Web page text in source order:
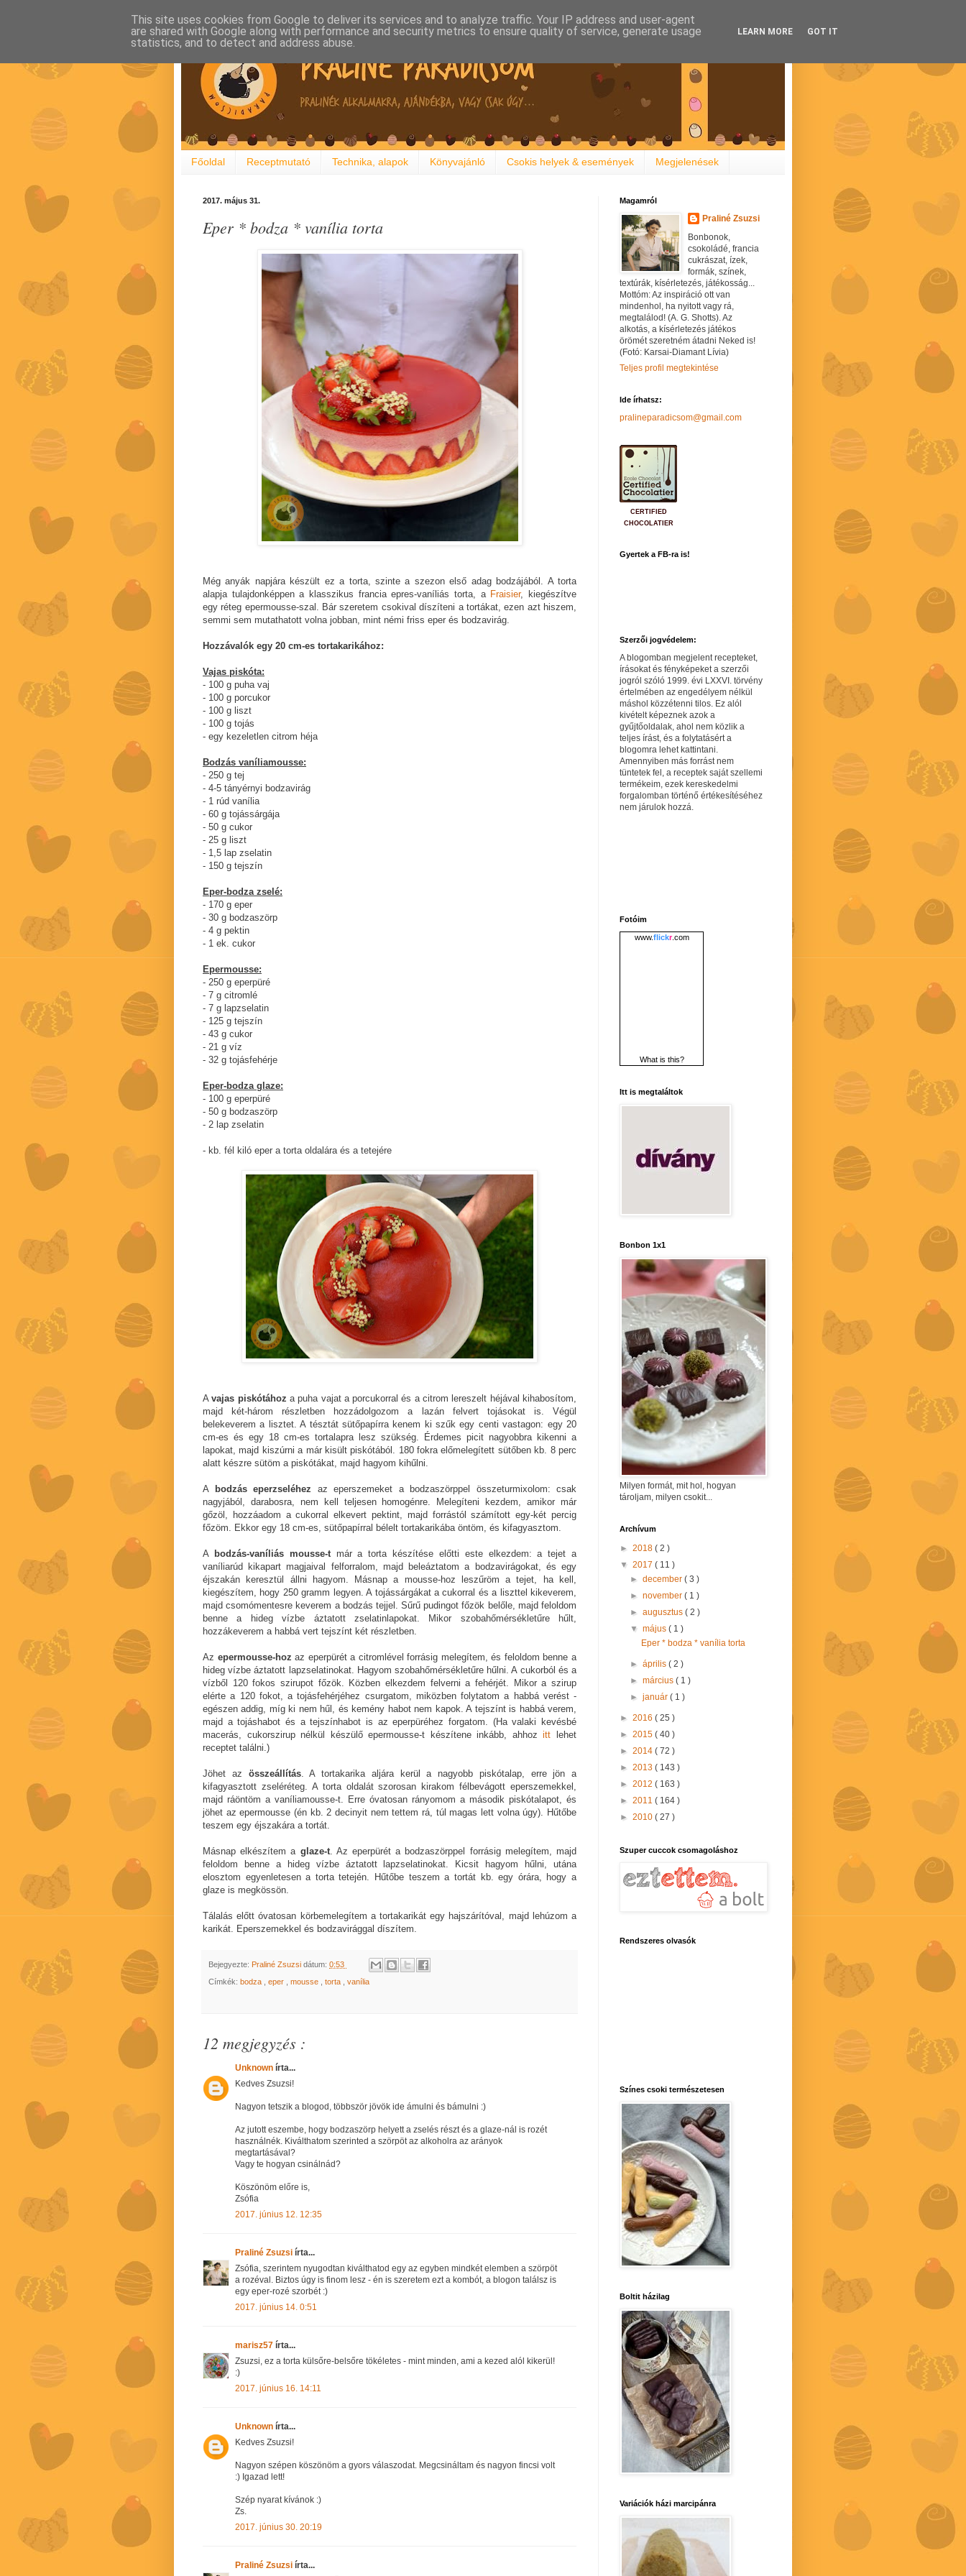
Főoldal Receptmutató Technika, alapok Könyvajánló Csokis helyek & események Megjelenések
2017. május 31.
Eper * bodza * vanília torta
Még anyák napjára készült ez a torta, szinte a szezon első adag bodzájából. A torta
alapja tulajdonképpen a klasszikus francia epres-vaníliás torta, a Fraisier, kiegészítve
egy réteg epermousse-szal. Bár szeretem csokival díszíteni a tortákat, ezen azt hiszem,
semmi sem mutathatott volna jobban, mint némi friss eper és bodzavirág.
Hozzávalók egy 20 cm-es tortakarikához:
Vajas piskóta:
- 100 g puha vaj
- 100 g porcukor
- 100 g liszt
- 100 g tojás
- egy kezeletlen citrom héja
Bodzás vaníliamousse:
- 250 g tej
- 4-5 tányérnyi bodzavirág
- 1 rúd vanília
- 60 g tojássárgája
- 50 g cukor
- 25 g liszt
- 1,5 lap zselatin
- 150 g tejszín
Eper-bodza zselé:
- 170 g eper
- 30 g bodzaszörp
- 4 g pektin
- 1 ek. cukor
Epermousse:
- 250 g eperpüré
- 7 g citromlé
- 7 g lapzselatin
- 125 g tejszín
- 43 g cukor
- 21 g víz
- 32 g tojásfehérje
Eper-bodza glaze:
- 100 g eperpüré
- 50 g bodzaszörp
- 2 lap zselatin
- kb. fél kiló eper a torta oldalára és a tetejére
Avajas piskótához a puha vajat a porcukorral és a citrom lereszelt héjával kihabosítom,
majd két-három részletben hozzádolgozom a lazán felvert tojásokat is. Végül
belekeverem a lisztet. A tésztát sütőpapírra kenem ki szűk egy centi vastagon: egy 20
cm-es és egy 18 cm-es tortalapra lesz szükség. Érdemes picit nagyobbra kikenni a
lapokat, majd kiszúrni a már kisült piskótából. 180 fokra előmelegített sütőben kb. 8 perc
alatt készre sütöm a piskótákat, majd hagyom kihűlni.
A bodzás eperzseléhez az eperszemeket a bodzaszörppel összeturmixolom: csak
nagyjából, darabosra, nem kell teljesen homogénre. Melegíteni kezdem, amikor már
gőzöl, hozzáadom a cukorral elkevert pektint, majd forrástól számított egy-két percig
főzöm. Ekkor egy 18 cm-es, sütőpapírral bélelt tortakarikába öntöm, és kifagyasztom.
A bodzás-vaníliás mousse-tmár a torta készítése előtti este elkezdem: a tejet a
vaníliarúd kikapart magjaival felforralom, majd beleáztatom a bodzavirágokat, és egy
éjszakán keresztül állni hagyom. Másnap a mousse-hoz leszűröm a tejet, ha kell,
kiegészítem, hogy 250 gramm legyen. A tojássárgákat a cukorral és a liszttel kikeverem,
majd csomómentesre keverem a bodzás tejjel. Sűrű pudingot főzök belőle, majd feloldom
benne a hideg vízbe áztatott zselatinlapokat. Mikor szobahőmérsékletűre hűlt,
hozzákeverem a habbá vert tejszínt két részletben.
Az epermousse-hoz az eperpürét a citromlével forrásig melegítem, és feloldom benne a
hideg vízbe áztatott lapzselatinokat. Hagyom szobahőmérsékletűre hűlni. A cukorból és a
vízből 120 fokos szirupot főzök. Közben elkezdem felverni a fehérjét. Mikor a szirup
elérte a 120 fokot, a tojásfehérjéhez csurgatom, miközben folytatom a habbá verést -
egészen addig, míg ki nem hűl, és kemény habot nem kapok. A tejszínt is habbá verem,
majd a tojáshabot és a tejszínhabot is az eperpüréhez forgatom. (Ha valaki kevésbé
macerás, cukorszirup nélkül készülő epermousse-t készítene inkább, ahhozitt lehet
receptet találni.)
Jöhet az összeállítás. A tortakarika aljára kerül a nagyobb piskótalap, erre jön a
kifagyasztott zseléréteg. A torta oldalát szorosan kirakom félbevágott eperszemekkel,
majd ráöntöm a vaníliamousse-t. Erre óvatosan rányomom a második piskótalapot, és
jöhet az epermousse (én kb. 2 decinyit nem tettem rá, túl magas lett volna úgy). Hűtőbe
teszem egy éjszakára a tortát.
Másnap elkészítem a glaze-t. Az eperpürét a bodzaszörppel forrásig melegítem, majd
feloldom benne a hideg vízbe áztatott lapzselatinokat. Kicsit hagyom hűlni, utána
elosztom egyenletesen a torta tetején. Hűtőbe teszem a tortát kb. egy órára, hogy a
glaze is megkössön.
Tálalás előtt óvatosan körbemelegítem a tortakarikát egy hajszárítóval, majd lehúzom a
karikát. Eperszemekkel és bodzavirággal díszítem.
Bejegyezte: Praliné Zsuzsi dátum: 0:53
Címkék: bodza eper mousse torta vanília
12 megjegyzés :
Unknown írta...
Kedves Zsuzsi!
Nagyon tetszik a blogod, többször jövök ide ámulni és bámulni :)
Az jutott eszembe, hogy bodzaszörp helyett a zselés részt és a glaze-nál is rozét
használnék. Kiválthatom szerinted a szörpöt az alkoholra az arányok
megtartásával?
Vagy te hogyan csinálnád?
Köszönöm előre is,
Zsófia
2017. június 12. 12:35
Praliné Zsuzsi írta...
Zsófia, szerintem nyugodtan kiválthatod egy az egyben mindkét elemben a szörpöt
a rozéval. Biztos úgy is finom lesz - én is szeretem ezt a kombót, a blogon találsz is
egy eper-rozé szorbét :)
2017. június 14. 0:51
marisz57 írta...
Zsuzsi, ez a torta külsőre-belsőre tökéletes - mint minden, ami a kezed alól kikerül!
:)
2017. június 16. 14:11
Unknown írta...
Kedves Zsuzsi!
Nagyon szépen köszönöm a gyors válaszodat. Megcsináltam és nagyon fincsi volt
:) Igazad lett!
Szép nyarat kívánok :)
Zs.
2017. június 30. 20:19
Praliné Zsuzsi írta...
Magamról
Praliné Zsuzsi
Bonbonok,
csokoládé, francia
cukrászat, ízek,
formák, színek,
textúrák, kísérletezés, játékosság...
Mottóm: Az inspiráció ott van
mindenhol, ha nyitott vagy rá,
megtalálod! (A. G. Shotts). Az
alkotás, a kísérletezés játékos
örömét szeretném átadni Neked is!
(Fotó: Karsai-Diamant Lívia)
Teljes profil megtekintése
Ide írhatsz:
pralineparadicsom@gmail.com
CERTIFIED
CHOCOLATIER
Gyertek a FB-ra is!
Szerzői jogvédelem:
A blogomban megjelent recepteket,
írásokat és fényképeket a szerzői
jogról szóló 1999. évi LXXVI. törvény
értelmében az engedélyem nélkül
máshol közzétenni tilos. Ez alól
kivételt képeznek azok a
gyűjtőoldalak, ahol nem közlik a
teljes írást, és a folytatásért a
blogomra lehet kattintani.
Amennyiben más forrást nem
tüntetek fel, a receptek saját szellemi
termékeim, ezek kereskedelmi
forgalomban történő értékesítéséhez
nem járulok hozzá.
Fotóim
www.flickr.com
What is this?
Itt is megtaláltok
Bonbon 1x1
Milyen formát, mit hol, hogyan
tároljam, milyen csokit...
Archívum
► 2018 ( 2 )
▼ 2017 ( 11 )
►december( 3 )
►november( 1 )
►augusztus( 2 )
▼május( 1 )
Eper * bodza * vanília torta
►április( 2 )
►március( 1 )
►január( 1 )
► 2016 ( 25 )
► 2015 ( 40 )
► 2014 ( 72 )
► 2013 ( 143 )
► 2012 ( 163 )
► 2011 ( 164 )
► 2010 ( 27 )
Szuper cuccok csomagoláshoz
Rendszeres olvasók
Színes csoki természetesen
Boltit házilag
Variációk házi marcipánra
This site uses cookies from Google to deliver its services and to analyze traffic. Your IP address and user-agent
are shared with Google along with performance and security metrics to ensure quality of service, generate usage
statistics, and to detect and address abuse.
LEARN MORE GOT IT